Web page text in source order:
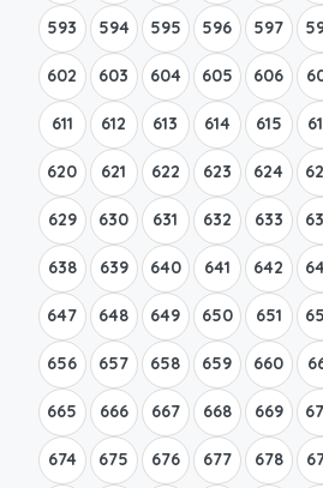
593 594 595 596 597
602 603 604 605 606
611 612 613 614 615
620 621 622 623 624
629 630 631 632 633
638 639 640 641 642
647 648 649 650 651
656 657 658 659 660
665 666 667 668 669
674 675 676 677 678